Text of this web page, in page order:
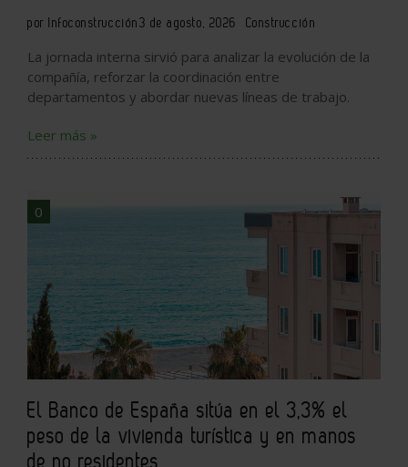
por Infoconstrucción3 de agosto, 2026 Construcción
La jornada interna sirvió para analizar la evolución de la
compañía, reforzar la coordinación entre
departamentos y abordar nuevas líneas de trabajo.
Leer más »
0
El Banco de España sitúa en el 3,3% el
peso de la vivienda turística y en manos
de no residentes